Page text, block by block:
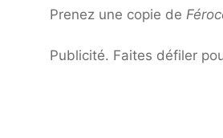
Prenez une copie de
Publicité. Faites défiler